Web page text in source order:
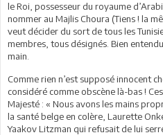
le Roi, possesseur du royaume
nommer au Majlis Choura (Tiens ! la
veut décider du sort de tous les
membres, tous désignés. Bien
main.
Comme rien n’est supposé innocent
considéré comme obscène là-bas !
Majesté : « Nous avons les mains
la santé belge en colère, Laurette
Yaakov Litzman qui refusait de lui